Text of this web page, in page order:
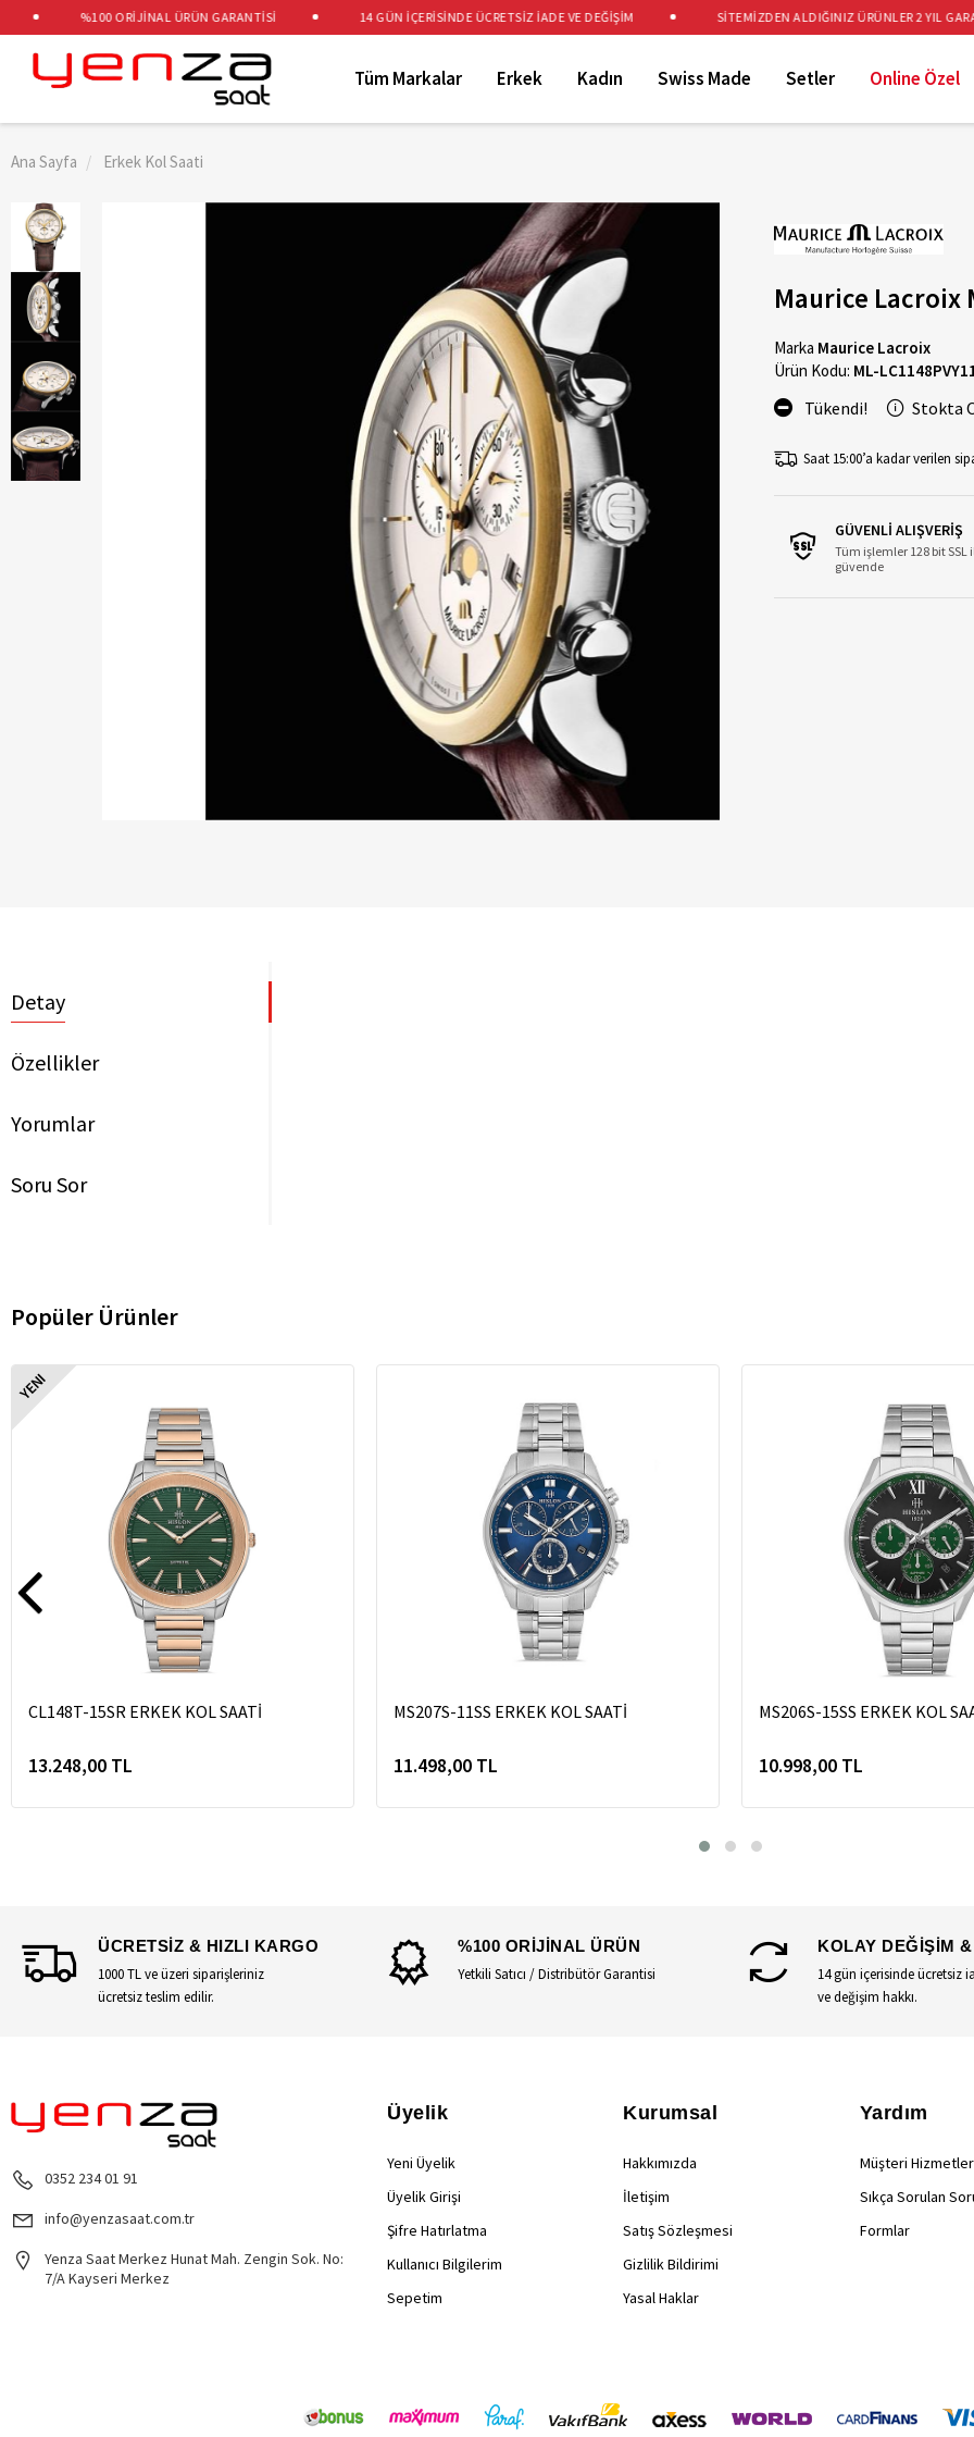
%100 ORİJİNAL ÜRÜN GARANTİSİ 14 GÜN İÇERİSİNDE ÜCRETSİZ İADE VE DEĞİŞİM SİTEMİZDEN ALDIĞINIZ ÜRÜNLER 2 YIL
Tüm Markalar Erkek Kadın Swiss Made Setler Online Özel
Ana Sayfa Erkek Kol Saati
Maurice Lacroix
Marka Maurice Lacroix
Ürün Kodu: ML-
Tükendi! Stokta
Saat 15:00’a kadar verilen
GÜVENLİ ALIŞVERİŞ
Tüm işlemler 128 bit SSL
güvende
Detay
Özellikler
Yorumlar
Soru Sor
Popüler Ürünler
YENI
CL148T-15SR ERKEK KOL SAATİ
13.248,00 TL
MS207S-11SS ERKEK KOL SAATİ
11.498,00 TL
MS206S-15SS ERKEK KOL
10.998,00 TL
ÜCRETSİZ & HIZLI KARGO
1000 TL ve üzeri siparişleriniz
ücretsiz teslim edilir.
%100 ORİJİNAL ÜRÜN
Yetkili Satıcı / Distribütör Garantisi
KOLAY DEĞİŞİM
14 gün içerisinde ücretsiz
ve değişim hakkı.
0352 234 01 91
info@yenzasaat.com.tr
Yenza Saat Merkez Hunat Mah. Zengin Sok. No:
7/A Kayseri Merkez
Üyelik
Yeni Üyelik
Üyelik Girişi
Şifre Hatırlatma
Kullanıcı Bilgilerim
Sepetim
Kurumsal
Hakkımızda
İletişim
Satış Sözleşmesi
Gizlilik Bildirimi
Yasal Haklar
Yardım
Müşteri
Sıkça Sorulan
Formlar